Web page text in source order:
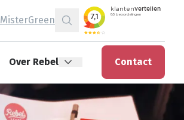
MisterGreen
Zoeken
Over Rebel Contact